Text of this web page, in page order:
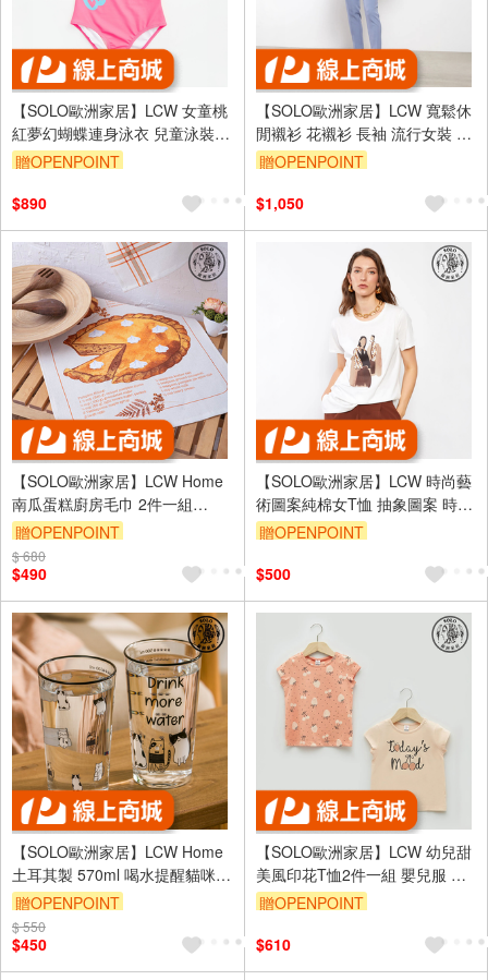
【SOLO歐洲家居】LCW 女童桃
紅夢幻蝴蝶連身泳衣 兒童泳裝
沙灘泳裝 快乾材質 土耳其製造
贈OPENPOINT
$890
【SOLO歐洲家居】LCW 寬鬆休
閒襯衫 花襯衫 長袖 流行女裝 時
裝 土耳其製造
贈OPENPOINT
$1,050
【SOLO歐洲家居】LCW Home
南瓜蛋糕廚房毛巾 2件一組
40x60cm 100%純棉 土耳其製造
贈OPENPOINT
$ 680
$490
【SOLO歐洲家居】LCW 時尚藝
術圖案純棉女T恤 抽象圖案 時尚
藝術風 短袖上衣
贈OPENPOINT
$500
【SOLO歐洲家居】LCW Home
土耳其製 570ml 喝水提醒貓咪插
畫玻璃水杯雙入組 水杯 果汁杯 2
杯一組
贈OPENPOINT
$ 550
$450
【SOLO歐洲家居】LCW 幼兒甜
美風印花T恤2件一組 嬰兒服 寶
寶童裝 女孩好朋友 土耳其製造
贈OPENPOINT
$610